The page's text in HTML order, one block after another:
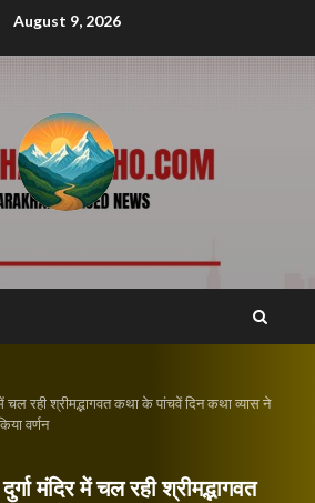
August 9, 2026
चल रही श्रीमद्भागवत कथा के पांचवें दिन कथा व्यास ने
वर्णन
मंदिर में चल रही श्रीमद्भागवत